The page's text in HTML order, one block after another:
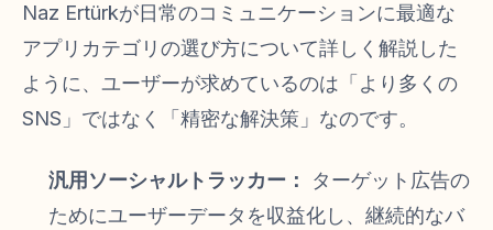
Naz Ertürkが日常のコミュニケーションに最適な
アプリカテゴリの選び方について詳しく解説した
ように、ユーザーが求めているのは「より多くの
SNS」ではなく「精密な解決策」なのです。
汎用ソーシャルトラッカー：
ターゲット広告の
ためにユーザーデータを収益化し、継続的なバ